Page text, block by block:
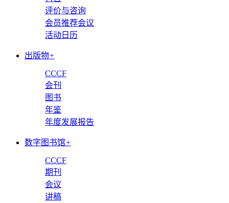
评价与咨询
会员推荐会议
活动日历
出版物+
CCCF
会刊
图书
年鉴
年度发展报告
数字图书馆+
CCCF
期刊
会议
讲稿